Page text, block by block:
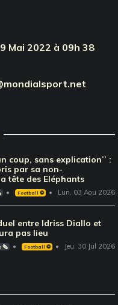
Mai 2022 à 09h 38
coup, sans explication’’ :
par sa non-
tête des Eléphants
Football ⚽️ Lun, 03 Aou 2026
entre Idriss Diallo et
pas lieu
🗞️ Football ⚽️ Jeu, 30 Jul 2026